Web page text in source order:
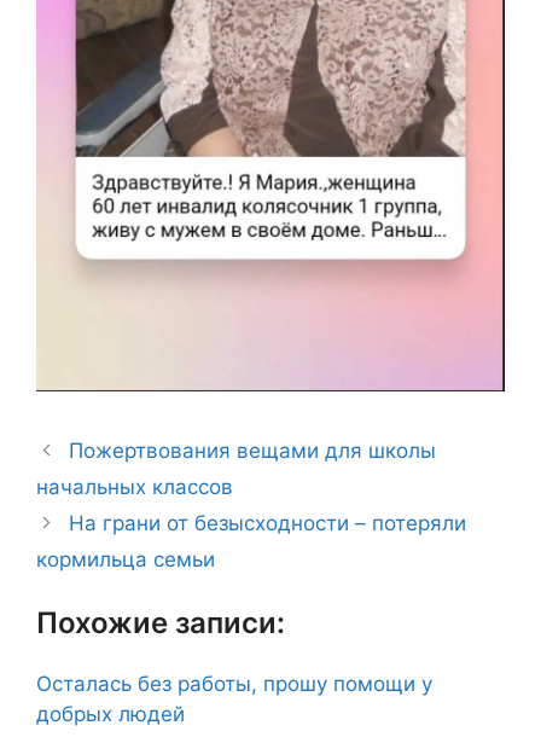
Пожертвования вещами для школы
начальных классов
На грани от безысходности – потеряли
кормильца семьи
Похожие записи:
Осталась без работы, прошу помощи у
добрых людей